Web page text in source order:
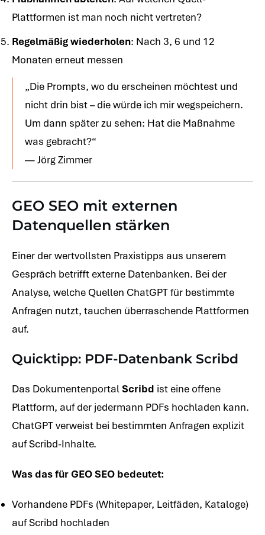
Plattformen ist man noch nicht vertreten?
Regelmäßig wiederholen: Nach 3, 6 und 12
Monaten erneut messen
„Die Prompts, wo du erscheinen möchtest und
nicht drin bist – die würde ich mir wegspeichern.
Um dann später zu sehen: Hat die Maßnahme
was gebracht?“
— Jörg Zimmer
GEO SEO mit externen
Datenquellen stärken
Einer der wertvollsten Praxistipps aus unserem
Gespräch betrifft externe Datenbanken. Bei der
Analyse, welche Quellen ChatGPT für bestimmte
Anfragen nutzt, tauchen überraschende Plattformen
auf.
Quicktipp: PDF-Datenbank Scribd
Das DokumentenportalScribd ist eine offene
Plattform, auf der jedermann PDFs hochladen kann.
ChatGPT verweist bei bestimmten Anfragen explizit
auf Scribd-Inhalte.
Was das für GEO SEO bedeutet:
Vorhandene PDFs (Whitepaper, Leitfäden, Kataloge)
auf Scribd hochladen